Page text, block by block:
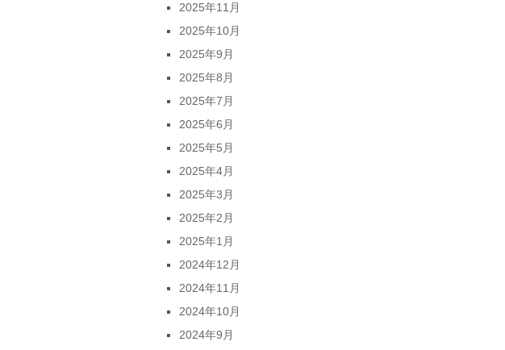
2025年11月
2025年10月
2025年9月
2025年8月
2025年7月
2025年6月
2025年5月
2025年4月
2025年3月
2025年2月
2025年1月
2024年12月
2024年11月
2024年10月
2024年9月